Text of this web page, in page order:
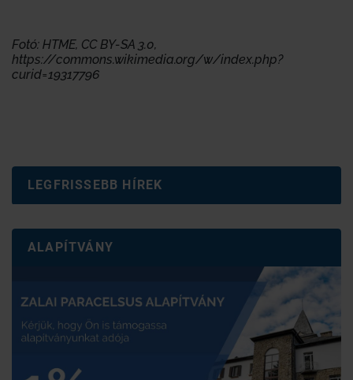
Fotó: HTME, CC BY-SA 3.0,
https://commons.wikimedia.org/w/index.php?
curid=19317796
LEGFRISSEBB HÍREK
ALAPÍTVÁNY